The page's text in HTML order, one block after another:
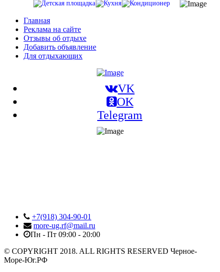
Главная
Реклама на сайте
Отзывы об отдыхе
Добавить объявление
Для отдыхающих
VK
OK
Telegram
+7(918) 304-90-01
more-ug.rf@mail.ru
Пн - Пт 09:00 - 20:00
© COPYRIGHT 2018. ALL RIGHTS RESERVED Черное-
Море-Юг.РФ